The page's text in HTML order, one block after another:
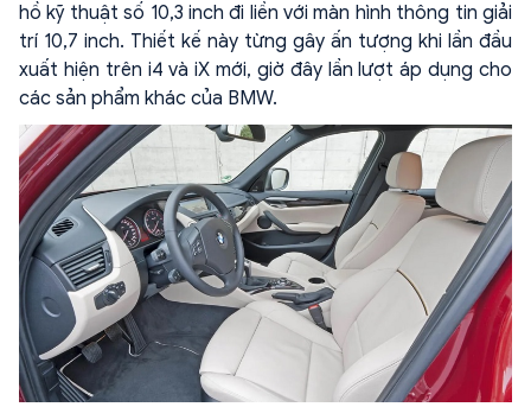
hồ kỹ thuật số 10,3 inch đi liền với màn hình thông tin giải
trí 10,7 inch. Thiết kế này từng gây ấn tượng khi lần đầu
xuất hiện trên i4 và iX mới, giờ đây lần lượt áp dụng cho
các sản phẩm khác của BMW.